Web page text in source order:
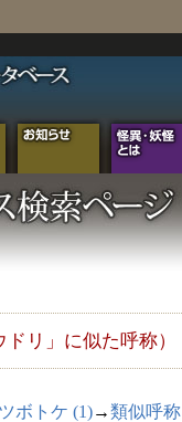
ドリ」に似た呼称）
ボトケ (1)→類似呼称